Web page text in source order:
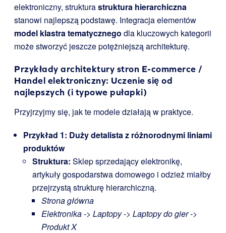
elektroniczny, strukturastruktura hierarchiczna
stanowi najlepszą podstawę. Integracja elementów
model klastra tematycznego dla kluczowych kategorii
może stworzyć jeszcze potężniejszą architekturę.
Przykłady architektury stron E-commerce /
Handel elektroniczny: Uczenie się od
najlepszych (i typowe pułapki)
Przyjrzyjmy się, jak te modele działają w praktyce.
Przykład 1: Duży detalista z różnorodnymi liniami
produktów
Struktura: Sklep sprzedający elektronikę,
artykuły gospodarstwa domowego i odzież miałby
przejrzystą strukturę hierarchiczną.
Strona główna
Elektronika -> Laptopy -> Laptopy do gier ->
Produkt X